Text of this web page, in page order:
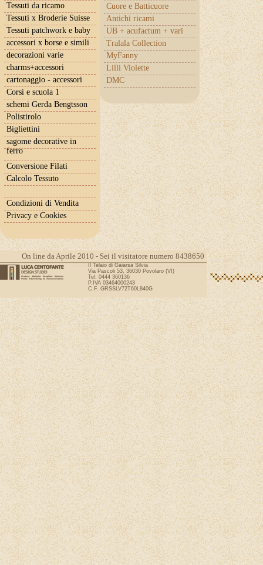
Cuore e Batticuore
Antichi ricami
UB + acufactum + vari
Tralala Collection
MyFanny
Lilli Violette
DMC
Tessuti da ricamo
Tessuti x Broderie Suisse
Tessuti patchwork e baby
accessori x borse e simili
decorazioni varie
charms+accessori
cartonaggio - accessori
Corsi e scuola 1
schemi Gerda Bengtsson
Polistirolo
Bigliettini
sagome decorative in
ferro
Conversione Filati
Calcolo Tessuto
Condizioni di Vendita
Privacy e Cookies
On line da Aprile 2010 - Sei il visitatore numero 8438650
Il Telaio di Gaiarsa Silvia
Via Pascoli 53, 36030 Povolaro (VI)
Tel: 0444 360136
P.IVA 03464000243
C.F. GRSSLV72T60L840G